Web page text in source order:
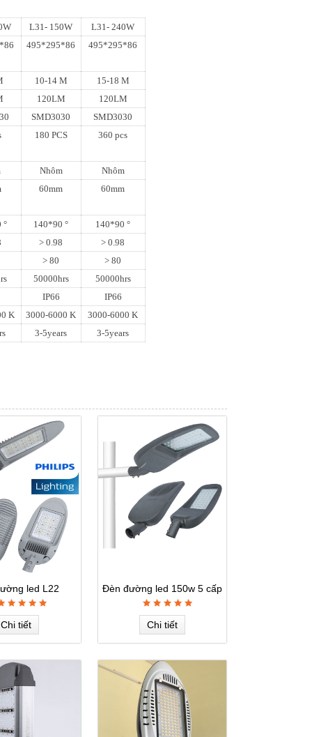
L31- 150W
L31- 240W
495*295*86 495*295*86
10-14 M
15-18 M
120LM
120LM
SMD3030
SMD3030
180 PCS 360 pcs
Nhôm
Nhôm
60mm 60mm
° 140*90 °
140*90 °
> 0.98
> 0.98
> 80
> 80
50000hrs
50000hrs
IP66
IP66
K
3000-6000 K
3000-6000 K
3-5years 3-5years
led L22
Chi tiết
Đèn đường led 150w 5 cấp
công suất
Chi tiết